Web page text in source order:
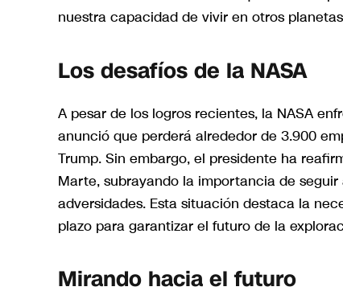
nuestra capacidad de vivir en otros
Los desafíos de la NASA
A pesar de los logros recientes, la NASA
anunció que perderá alrededor de 3.900
Trump. Sin embargo, el presidente ha
Marte, subrayando la importancia de
adversidades. Esta situación destaca la
plazo para garantizar el futuro de la
Mirando hacia el futuro